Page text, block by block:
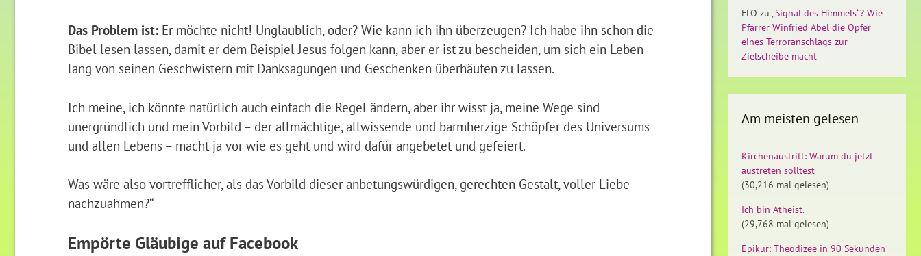
Das Problem ist:Er möchte nicht! Unglaublich, oder? Wie kann ich ihn überzeugen? Ich habe ihn schon die
Bibel lesen lassen, damit er dem Beispiel Jesus folgen kann, aber er ist zu bescheiden, um sich ein Leben
lang von seinen Geschwistern mit Danksagungen und Geschenken überhäufen zu lassen.
Ich meine, ich könnte natürlich auch einfach die Regel ändern, aber ihr wisst ja, meine Wege sind
unergründlich und mein Vorbild – der allmächtige, allwissende und barmherzige Schöpfer des Universums
und allen Lebens – macht ja vor wie es geht und wird dafür angebetet und gefeiert.
Was wäre also vortrefflicher, als das Vorbild dieser anbetungswürdigen, gerechten Gestalt, voller Liebe
nachzuahmen?“
Empörte Gläubige auf Facebook
FLO zu „Signal des Himmels“? Wie
Pfarrer Winfried Abel die Opfer
eines Terroranschlags zur
Zielscheibe macht
Am meisten gelesen
Kirchenaustritt: Warum du jetzt
austreten solltest
(30,216 mal gelesen)
Ich bin Atheist.
(29,768 mal gelesen)
Epikur: Theodizee in 90 Sekunden